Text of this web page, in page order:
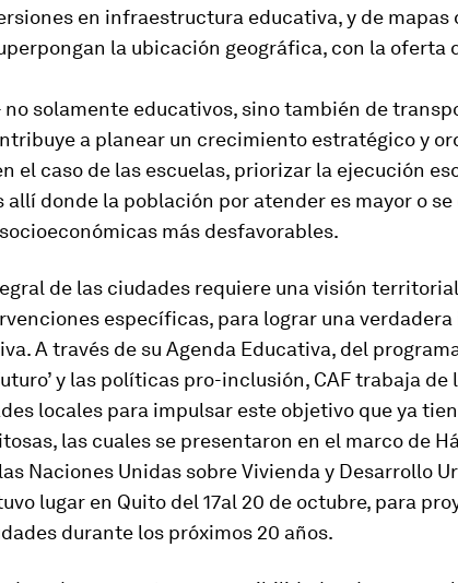
en infraestructura educativa, y de mapas
la ubicación geográfica, con la oferta
solamente educativos, sino también de
a planear un crecimiento estratégico y
el caso de las escuelas, priorizar la ejecución
allí donde la población por atender es mayor o
más desfavorables.
de las ciudades requiere una visión
específicas, para lograr una
A través de su Agenda Educativa, del
y las políticas pro-inclusión, CAF trabaja de
locales para impulsar este objetivo que ya
las cuales se presentaron en el marco de
Naciones Unidas sobre Vivienda y Desarrollo
lugar en Quito del 17al 20 de octubre, para
durante los próximos 20 años.